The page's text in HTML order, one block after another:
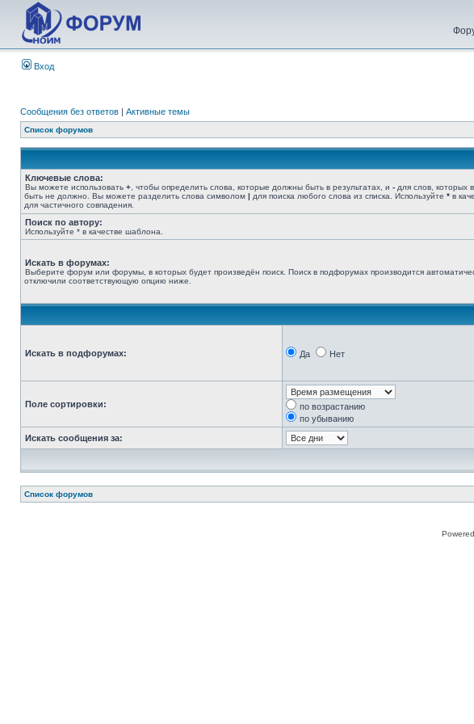
Вход
Сообщения без ответов | Активные темы
Список форумов
Ключевые слова:
Вы можете использовать + , чтобы определить слова, которые должны быть в результатах, и - для слов, которых
быть не должно. Вы можете разделить слова символом | для поиска любого слова из списка. Используйте * в
для частичного совпадения.
Поиск по автору:
Используйте * в качестве шаблона.
Искать в форумах:
Выберите форум или форумы, в которых будет произведён поиск. Поиск в подфорумах производится
отключили соответствующую опцию ниже.
Искать в подфорумах: Да Нет
Поле сортировки:
по возрастанию
по убыванию
Искать сообщения за:
Список форумов